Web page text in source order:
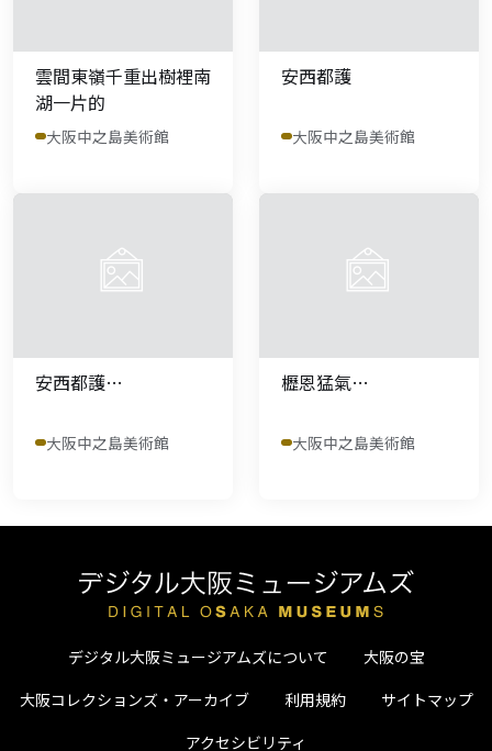
雲間東嶺千重出樹裡南
湖一片的
大阪中之島美術館
安西都護
大阪中之島美術館
安西都護…
大阪中之島美術館
櫪恩猛氣…
大阪中之島美術館
デジタル大阪ミュージアムズについて
大阪の宝
大阪コレクションズ・アーカイブ
利用規約
サイトマップ
アクセシビリティ